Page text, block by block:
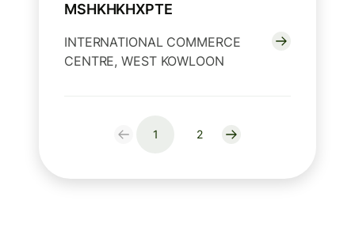
MSHKHKHXPTE
INTERNATIONAL COMMERCE
CENTRE, WEST KOWLOON
1 2